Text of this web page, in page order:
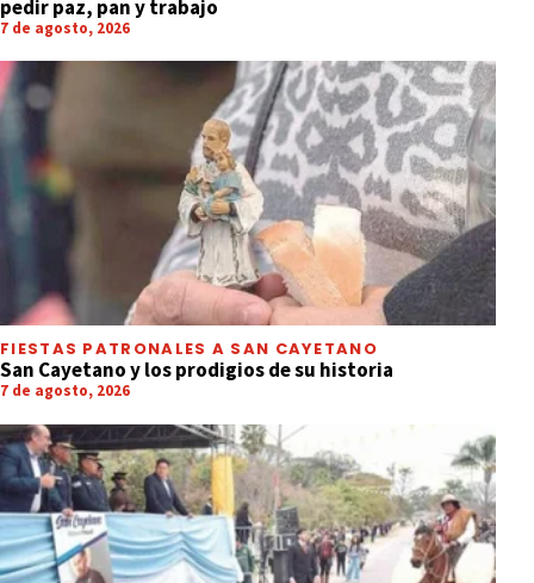
pedir paz, pan y trabajo
7 de agosto, 2026
FIESTAS PATRONALES A SAN CAYETANO
San Cayetano y los prodigios de su historia
7 de agosto, 2026